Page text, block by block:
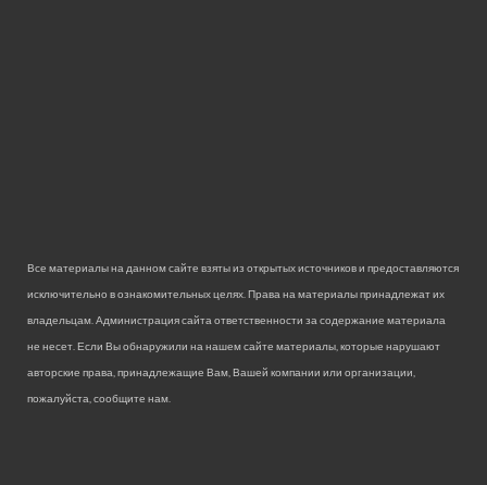
Все материалы на данном сайте взяты из открытых источников и предоставляются
исключительно в ознакомительных целях. Права на материалы принадлежат их
владельцам. Администрация сайта ответственности за содержание материала
не несет. Если Вы обнаружили на нашем сайте материалы, которые нарушают
авторские права, принадлежащие Вам, Вашей компании или организации,
пожалуйста, сообщите нам.